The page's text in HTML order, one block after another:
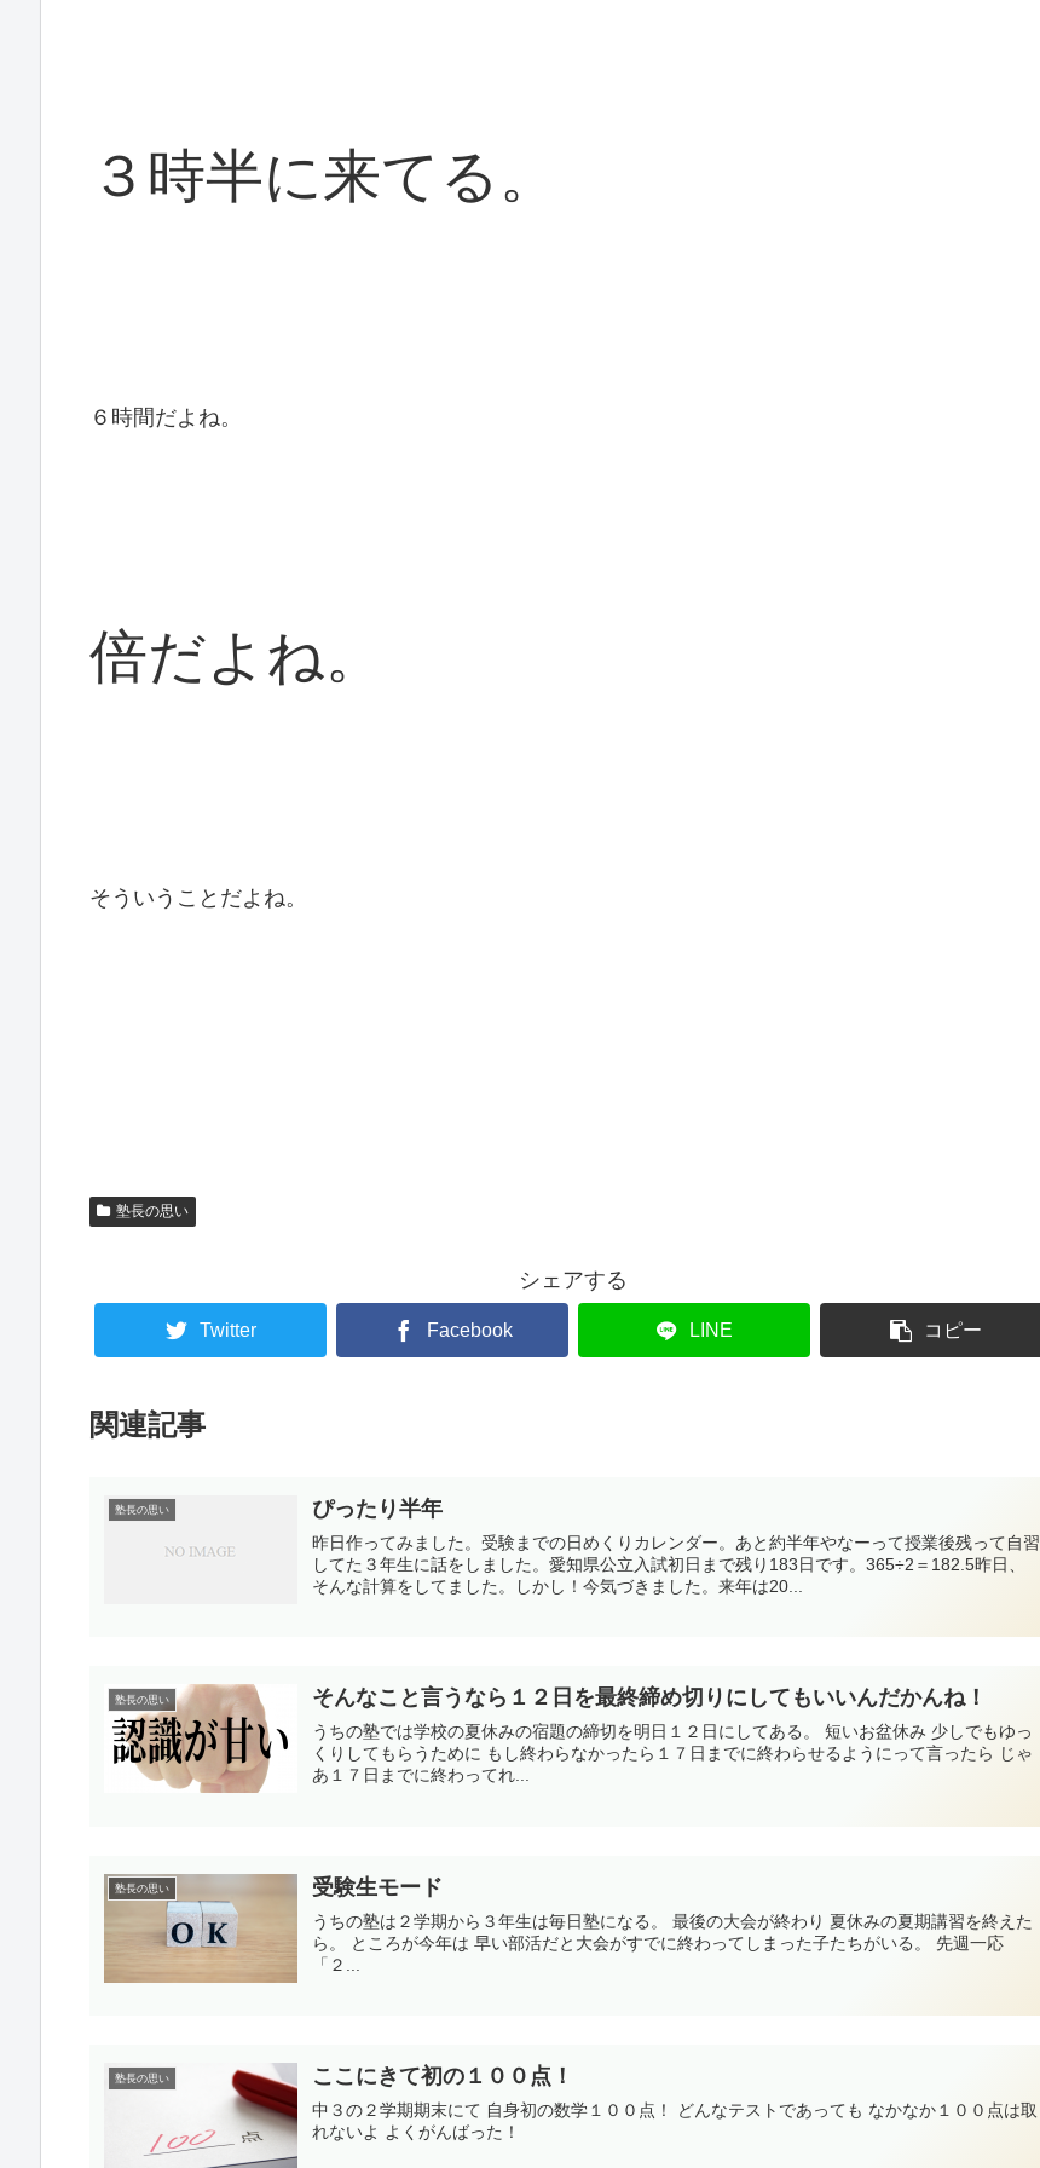
３時半に来てる。
６時間だよね。
倍だよね。
そういうことだよね。
塾長の思い
シェアする
Twitter Facebook LINE コピー
関連記事
塾長の思い ぴったり半年
昨日作ってみました。受験までの日めくりカレンダー。あと約半年やなーって授業後残って自習
してた３年生に話をしました。愛知県公立入試初日まで残り183日です。365÷2＝182.5昨日、
そんな計算をしてました。しかし！今気づきました。来年は20...
塾長の思い そんなこと言うなら１２日を最終締め切りにしてもいいんだかんね！
うちの塾では学校の夏休みの宿題の締切を明日１２日にしてある。 短いお盆休み 少しでもゆっ
くりしてもらうために もし終わらなかったら１７日までに終わらせるようにって言ったら じゃ
あ１７日までに終わってれ...
塾長の思い 受験生モード
うちの塾は２学期から３年生は毎日塾になる。 最後の大会が終わり 夏休みの夏期講習を終えた
ら。 ところが今年は 早い部活だと大会がすでに終わってしまった子たちがいる。 先週一応
「２...
塾長の思い ここにきて初の１００点！
中３の２学期期末にて 自身初の数学１００点！ どんなテストであっても なかなか１００点は取
れないよ よくがんばった！